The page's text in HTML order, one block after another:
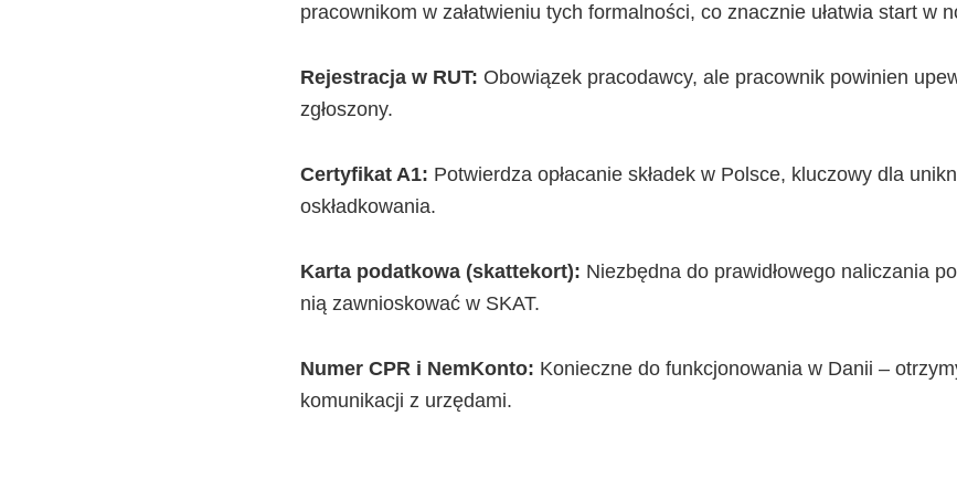
pracownikom w załatwieniu tych formalności, co znacznie ułatwia start w
Rejestracja w RUT: Obowiązek pracodawcy, ale pracownik powinien
zgłoszony.
Certyfikat A1: Potwierdza opłacanie składek w Polsce, kluczowy dla
oskładkowania.
Karta podatkowa (skattekort): Niezbędna do prawidłowego naliczania
nią zawnioskować w SKAT.
Numer CPR i NemKonto: Konieczne do funkcjonowania w Danii –
komunikacji z urzędami.